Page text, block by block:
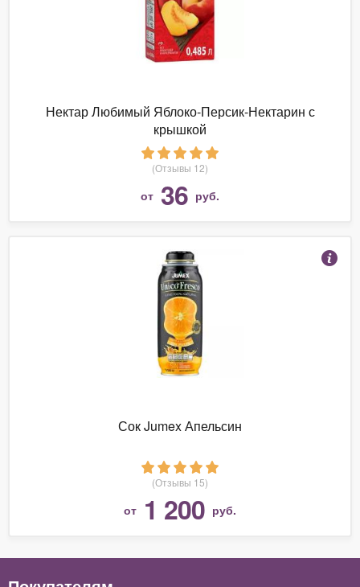
Нектар Любимый Яблоко-Персик-Нектарин с
крышкой
(Отзывы 12)
от 36 руб.
Сок Jumex Апельсин
(Отзывы 15)
от 1 200 руб.